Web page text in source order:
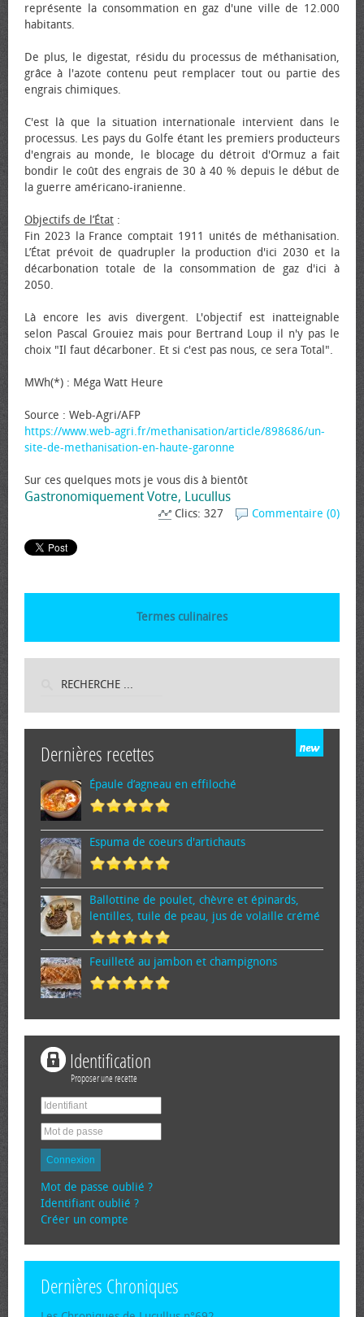
représente la consommation en gaz d'une ville de 12.000
habitants.
De plus, le digestat, résidu du processus de méthanisation,
grâce à l'azote contenu peut remplacer tout ou partie des
engrais chimiques.
C'est là que la situation internationale intervient dans le
processus. Les pays du Golfe étant les premiers producteurs
d'engrais au monde, le blocage du détroit d'Ormuz a fait
bondir le coût des engrais de 30 à 40 % depuis le début de
la guerre américano-iranienne.
Objectifs de l’État :
Fin 2023 la France comptait 1911 unités de méthanisation.
L’État prévoit de quadrupler la production d'ici 2030 et la
décarbonation totale de la consommation de gaz d'ici à
2050.
Là encore les avis divergent. L'objectif est inatteignable
selon Pascal Grouiez mais pour Bertrand Loup il n'y pas le
choix "Il faut décarboner. Et si c'est pas nous, ce sera Total".
MWh(*) : Méga Watt Heure
Source : Web-Agri/AFP
https://www.web-agri.fr/methanisation/article/898686/un-
site-de-methanisation-en-haute-garonne
Sur ces quelques mots je vous dis à bientôt
Gastronomiquement Votre, Lucullus
Commentaire (0)
Clics: 327
Termes culinaires
Dernières recettes
Épaule d’agneau en effiloché
Espuma de cœurs d'artichauts
Ballottine de poulet, chèvre et épinards,
lentilles, tuile de peau, jus de volaille crémé
Feuilleté au jambon et champignons
Identification
Proposer une recette
Connexion
Mot de passe oublié ?
Identifiant oublié ?
Créer un compte
Dernières Chroniques